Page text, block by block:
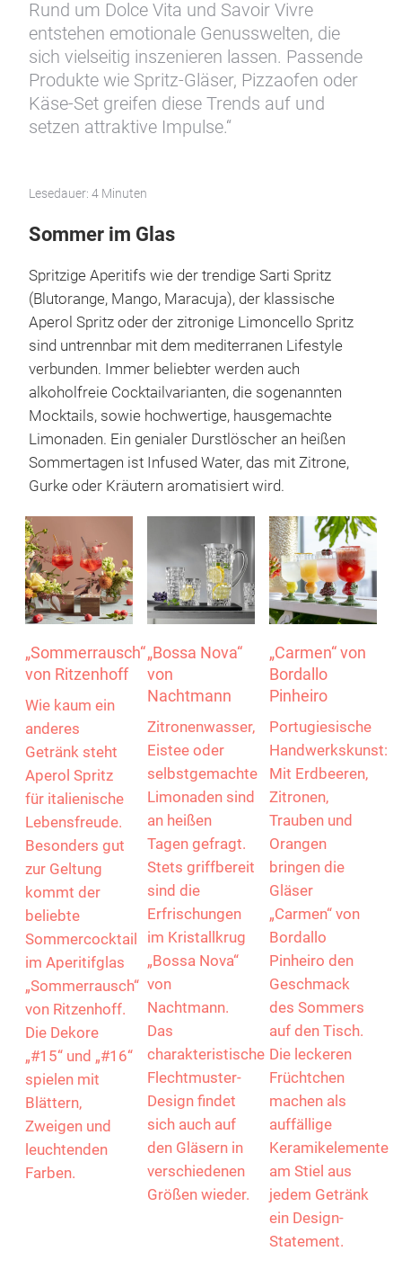
Rund um Dolce Vita und Savoir Vivre
entstehen emotionale Genusswelten, die
sich vielseitig inszenieren lassen. Passende
Produkte wie Spritz-Gläser, Pizzaofen oder
Käse-Set greifen diese Trends auf und
setzen attraktive Impulse.“
Sommer im Glas
Spritzige Aperitifs wie der trendige Sarti Spritz
(Blutorange, Mango, Maracuja), der klassische
Aperol Spritz oder der zitronige Limoncello Spritz
sind untrennbar mit dem mediterranen Lifestyle
verbunden. Immer beliebter werden auch
alkoholfreie Cocktailvarianten, die sogenannten
Mocktails, sowie hochwertige, hausgemachte
Limonaden. Ein genialer Durstlöscher an heißen
Sommertagen ist Infused Water, das mit Zitrone,
Gurke oder Kräutern aromatisiert wird.
„Sommerrausch“
von Ritzenhoff
Wie kaum ein
anderes
Getränk steht
Aperol Spritz
für italienische
Lebensfreude.
Besonders gut
zur Geltung
kommt der
beliebte
Sommercocktail
im Aperitifglas
„Sommerrausch“
von Ritzenhoff.
Die Dekore
„#15“ und „#16“
spielen mit
Blättern,
Zweigen und
leuchtenden
Farben.
„Bossa Nova“
von
Nachtmann
Zitronenwasser,
Eistee oder
selbstgemachte
Limonaden sind
an heißen
Tagen gefragt.
Stets griffbereit
sind die
Erfrischungen
im Kristallkrug
„Bossa Nova“
von
Nachtmann.
Das
charakteristische
Flechtmuster-
Design findet
sich auch auf
den Gläsern in
verschiedenen
Größen wieder.
„Carmen“ von
Bordallo
Pinheiro
Portugiesische
Handwerkskunst:
Mit Erdbeeren,
Zitronen,
Trauben und
Orangen
bringen die
Gläser
„Carmen“ von
Bordallo
Pinheiro den
Geschmack
des Sommers
auf den Tisch.
Die leckeren
Früchtchen
machen als
auffällige
Keramikelemente
am Stiel aus
jedem Getränk
ein Design-
Statement.